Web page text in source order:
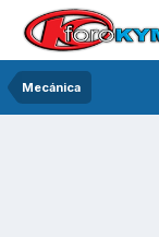
Mecánica